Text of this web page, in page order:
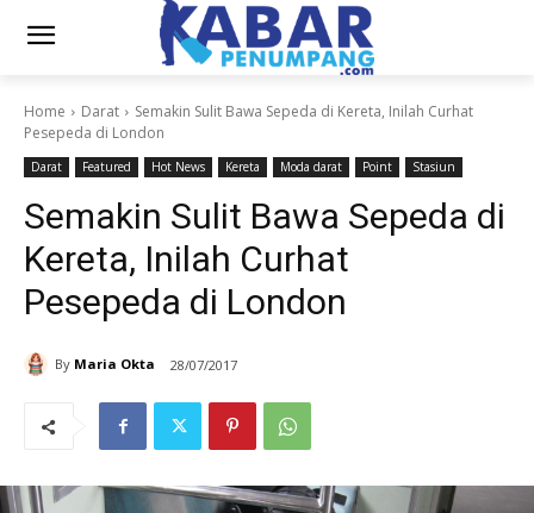
Home Darat
Semakin Sulit Bawa Sepeda di Kereta, Inilah Curhat
Pesepeda di London
Darat Featured Hot News Kereta Moda darat Point Stasiun
Semakin Sulit Bawa Sepeda di
Kereta, Inilah Curhat
Pesepeda di London
By Maria Okta 28/07/2017